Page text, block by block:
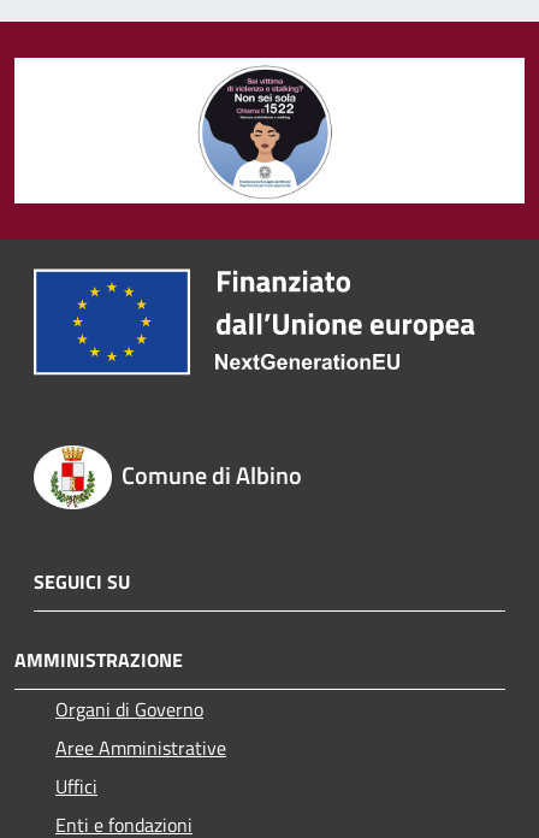
Comune di Albino
SEGUICI SU
AMMINISTRAZIONE
Organi di Governo
Aree Amministrative
Uffici
Enti e fondazioni